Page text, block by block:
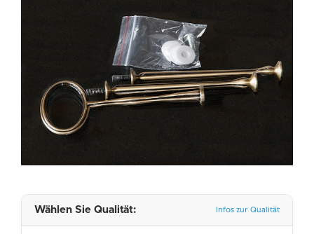
Wählen Sie Qualität: Infos zur Qualität